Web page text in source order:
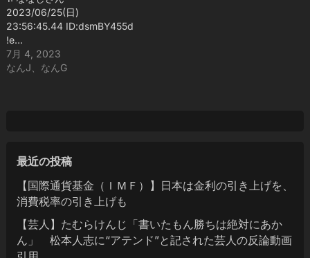
2023/06/25(日)
23:56:45.44 ID:dsmBY455d
!e…
7月 4, 2023
なんJ、なんG
最近の投稿
【国際通貨基金（ＩＭＦ）】日本は金利の引き上げを、
消費税率の引き上げも
【芸人】たむらけんじ「書いたもん勝ちは絶対にあか
ん」 松本人志に“アテンド”と記された芸人の反論動画